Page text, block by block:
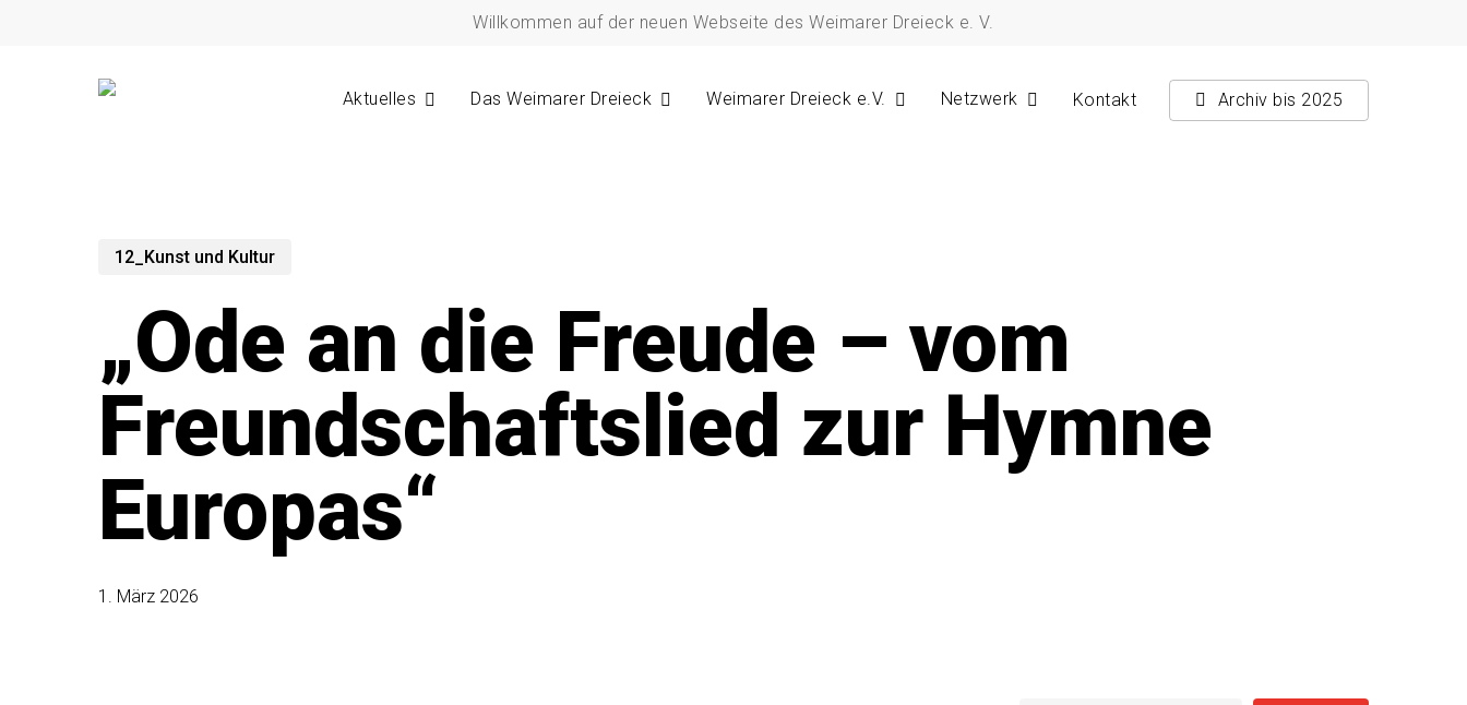
Willkommen auf der neuen Webseite des Weimarer Dreieck e. V.
Aktuelles Das Weimarer Dreieck Weimarer Dreieck e.V. Netzwerk Kontakt Archiv bis 2025
12_Kunst und Kultur
„Ode an die Freude – vom
Freundschaftslied zur Hymne
Europas“
1. März 2026